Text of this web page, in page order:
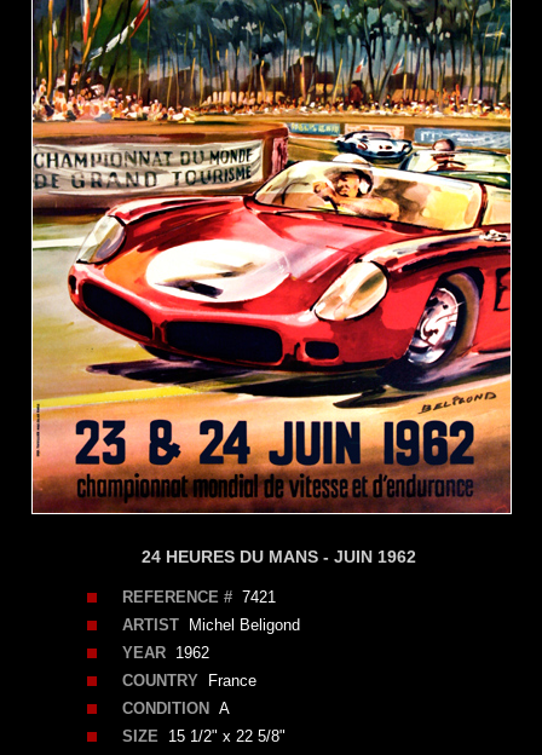
24 HEURES DU MANS - JUIN 1962
REFERENCE #7421
ARTISTMichel Beligond
YEAR1962
COUNTRYFrance
CONDITION
A
SIZE15 1/2" x 22 5/8"